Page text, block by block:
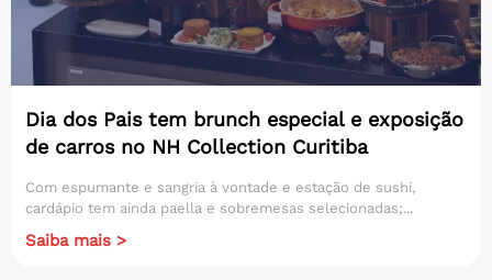
Dia dos Pais tem brunch especial e exposição
de carros no NH Collection Curitiba
Com espumante e sangria à vontade e estação de sushi,
cardápio tem ainda paella e sobremesas selecionadas;...
Saiba mais >